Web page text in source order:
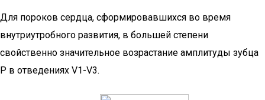
Для пороков сердца, сформировавшихся во время
внутриутробного развития, в большей степени
свойственно значительное возрастание амплитуды зубца
Р в отведениях V1-V3.